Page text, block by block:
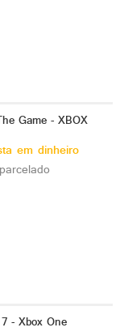
Game - XBOX
em dinheiro
- Xbox One